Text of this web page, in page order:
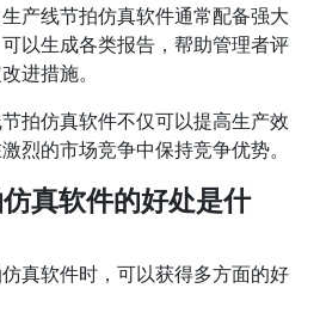
生产线节拍仿真软件通常配备强大
以生成各类报告，帮助管理者评
进措施。
拍仿真软件不仅可以提高生产效
烈的市场竞争中保持竞争优势。
真软件的好处是什
真软件时，可以获得多方面的好